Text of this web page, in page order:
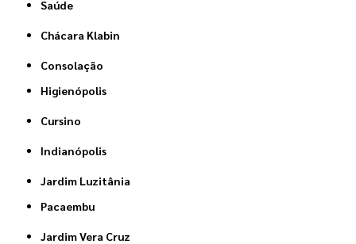
Saúde
Chácara Klabin
Consolação
Higienópolis
Cursino
Indianópolis
Jardim Luzitânia
Pacaembu
Jardim Vera Cruz